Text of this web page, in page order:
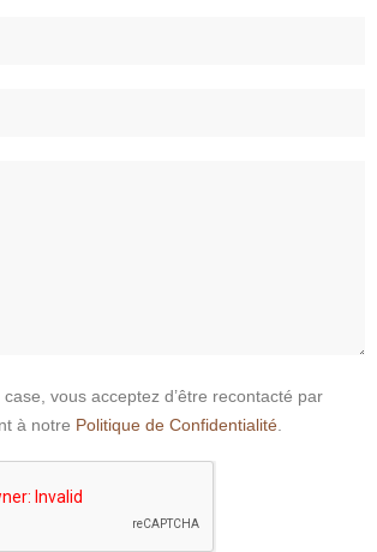
vous acceptez d’être recontacté par
à notre Politique de Confidentialité